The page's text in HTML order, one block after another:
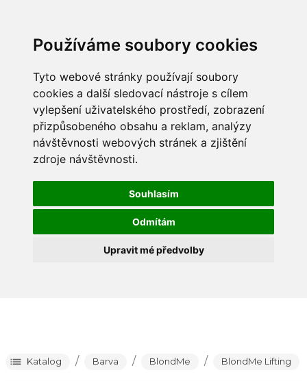
Používáme soubory cookies
Tyto webové stránky používají soubory
cookies a další sledovací nástroje s cílem
vylepšení uživatelského prostředí, zobrazení
přizpůsobeného obsahu a reklam, analýzy
návštěvnosti webových stránek a zjištění
zdroje návštěvnosti.
Souhlasím
Odmítám
Upravit mé předvolby
Katalog / Barva / BlondMe / BlondMe Lifting